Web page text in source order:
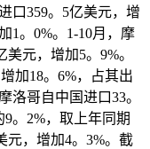
口359。5亿美元，增
1。0%。1-10月，摩
元，增加5。9%。
加18。6%，占其出
洛哥自中国进口33。
。2%，取上年同期
元，增加4。3%。截